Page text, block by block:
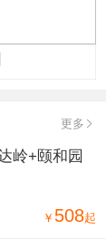
更多
￥ 508起